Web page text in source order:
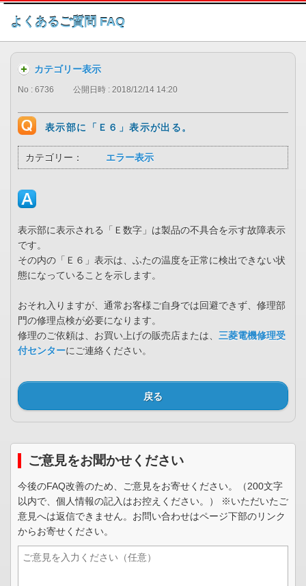
このページの本文へ
よくあるご質問 FAQ
カテゴリー表示
No : 6736 公開日時 : 2018/12/14 14:20
表示部に「Ｅ６」表示が出る。
カテゴリー： エラー表示
表示部に表示される「Ｅ数字」は製品の不具合を示す故障表示
です。
その内の「Ｅ６」表示は、ふたの温度を正常に検出できない状
態になっていることを示します。
おそれ入りますが、通常お客様ご自身では回避できず、修理部
門の修理点検が必要になります。
修理のご依頼は、お買い上げの販売店または、 三菱電機修理受
付センターにご連絡ください。
戻る
ご意見をお聞かせください
今後のFAQ改善のため、ご意見をお寄せください。（200文字
以内で、個人情報の記入はお控えください。） ※いただいたご
意見へは返信できません。お問い合わせはページ下部のリンク
からお寄せください。